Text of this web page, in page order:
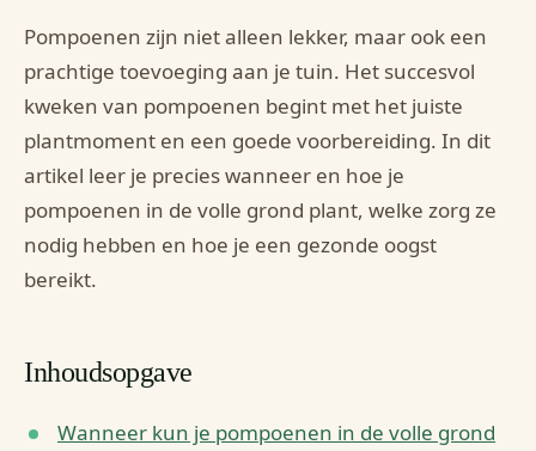
Pompoenen zijn niet alleen lekker, maar ook een
prachtige toevoeging aan je tuin. Het succesvol
kweken van pompoenen begint met het juiste
plantmoment en een goede voorbereiding. In dit
artikel leer je precies wanneer en hoe je
pompoenen in de volle grond plant, welke zorg ze
nodig hebben en hoe je een gezonde oogst
bereikt.
Inhoudsopgave
Wanneer kun je pompoenen in de volle grond